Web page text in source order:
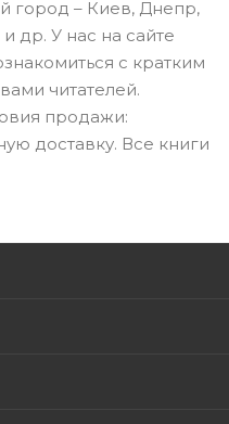
город – Киев, Днепр,
др. У нас на сайте
с кратким
читателей.
продажи:
доставку. Все книги